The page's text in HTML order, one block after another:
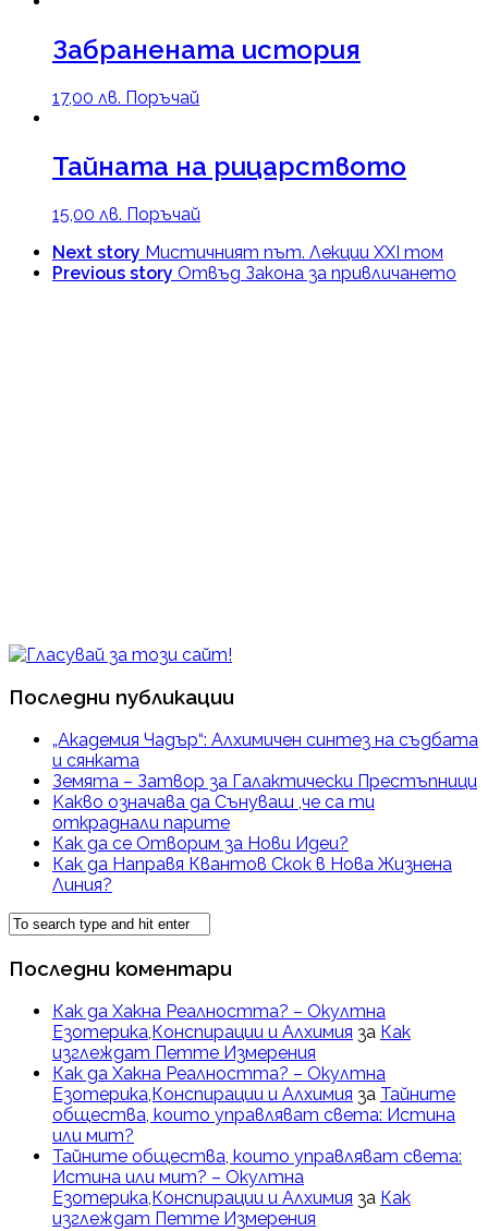
Забранената история
17,00 лв. Поръчай
Тайната на рицарството
15,00 лв. Поръчай
Next story Мистичният път. Лекции XXI том
Previous story Отвъд Закона за привличането
Последни публикации
„Академия Чадър“: Алхимичен синтез на съдбата
и сянката
Земята – Затвор за Галактически Престъпници
Kакво означава да Сънуваш ,че са ти
откраднали парите
Как да се Отворим за Нови Идеи?
Как да Направя Квантов Скок в Нова Жизнена
Линия?
Последни коментари
Как да Хакна Реалността? – Окултна
Езотерика,Конспирации и Алхимия за Как
изглеждат Петте Измерения
Как да Хакна Реалността? – Окултна
Езотерика,Конспирации и Алхимия за Тайните
общества, които управляват света: Истина
или мит?
Тайните общества, които управляват света:
Истина или мит? – Окултна
Езотерика,Конспирации и Алхимия за Как
изглеждат Петте Измерения